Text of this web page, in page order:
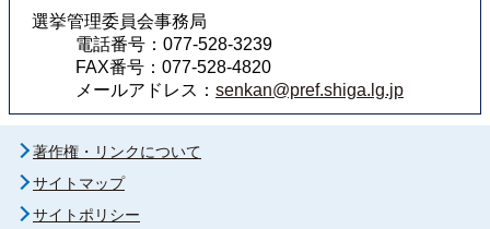
選挙管理委員会事務局
電話番号：077-528-3239
FAX番号：077-528-4820
メールアドレス： senkan@pref.shiga.lg.jp
著作権・リンクについて
サイトマップ
サイトポリシー